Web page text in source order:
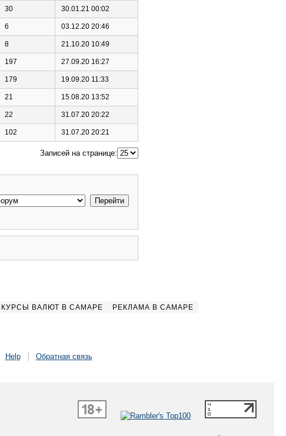
30 30.01.21 00:02
6 03.12.20 20:46
8 21.10.20 10:49
197 27.09.20 16:27
179 19.09.20 11:33
21 15.08.20 13:52
22 31.07.20 20:22
102 31.07.20 20:21
Записей на странице:
КУРСЫ ВАЛЮТ В САМАРЕ РЕКЛАМА В САМАРЕ
Help Обратная связь